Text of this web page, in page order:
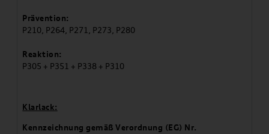
Prävention:
P210, P264, P271, P273, P280
Reaktion:
P305 + P351 + P338 + P310
Klarlack:
Kennzeichnung gemäß Verordnung (EG) Nr.